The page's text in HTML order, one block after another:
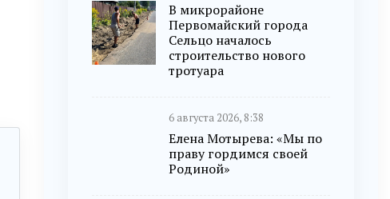
В микрорайоне
Первомайский города
Сельцо началось
строительство нового
тротуара
6 августа 2026, 8:38
Елена Мотырева: «Мы по
праву гордимся своей
Родиной»